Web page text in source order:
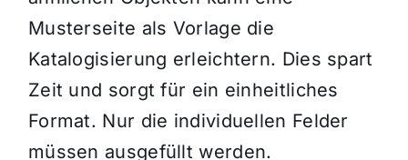
Musterseite als Vorlage die
Katalogisierung erleichtern. Dies spart
Zeit und sorgt für ein einheitliches
Format. Nur die individuellen Felder
müssen ausgefüllt werden.